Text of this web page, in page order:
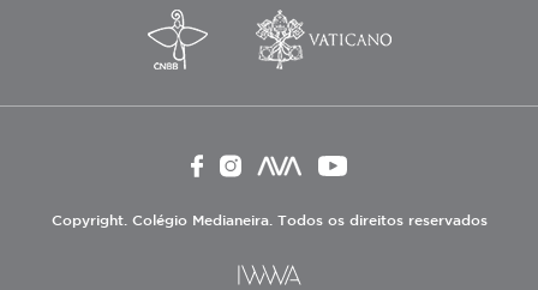
Copyright. Colégio Medianeira. Todos os direitos reservados